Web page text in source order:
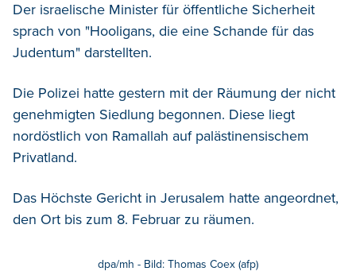
Der israelische Minister für öffentliche Sicherheit
sprach von "Hooligans, die eine Schande für das
Judentum" darstellten.
Die Polizei hatte gestern mit der Räumung der nicht
genehmigten Siedlung begonnen. Diese liegt
nordöstlich von Ramallah auf palästinensischem
Privatland.
Das Höchste Gericht in Jerusalem hatte angeordnet,
den Ort bis zum 8. Februar zu räumen.
dpa/mh - Bild: Thomas Coex (afp)